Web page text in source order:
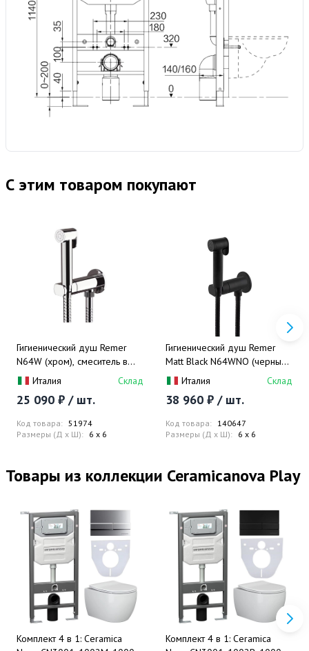
С этим товаром покупают
Гигиенический душ Remer
N64W (хром), смеситель в
комплекте (хром)
Италия Склад
25 090 ₽ / шт.
Код товара: 51974
Размеры (Д x Ш): 6 x 6
Гигиенический душ Remer
Matt Black N64WNO (черный
мат), смеситель в комплекте
Италия Склад
38 960 ₽ / шт.
Код товара: 140647
Размеры (Д x Ш): 6 x 6
Товары из коллекции Ceramicanova Play
Комплект 4 в 1: Ceramica
Комплект 4 в 1: Ceramica